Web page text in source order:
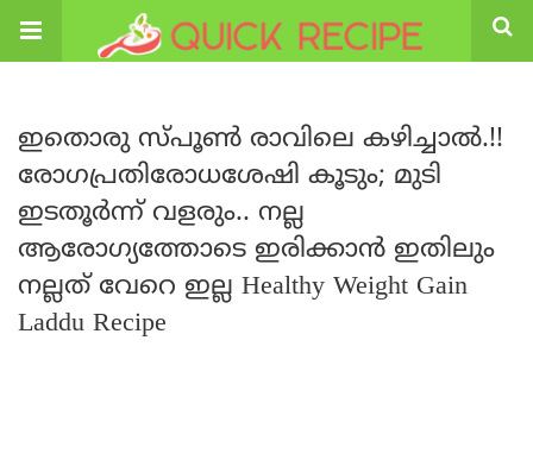
ഇതൊരു സ്പൂൺ രാവിലെ കഴിച്ചാൽ.!!
രോഗപ്രതിരോധശേഷി കൂടും; മുടി
ഇടതൂർന്ന് വളരും.. നല്ല
ആരോഗ്യത്തോടെ ഇരിക്കാൻ ഇതിലും
നല്ലത് വേറെ ഇല്ല Healthy Weight Gain
Laddu Recipe